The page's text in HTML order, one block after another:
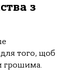
з
того, щоб
грошима.